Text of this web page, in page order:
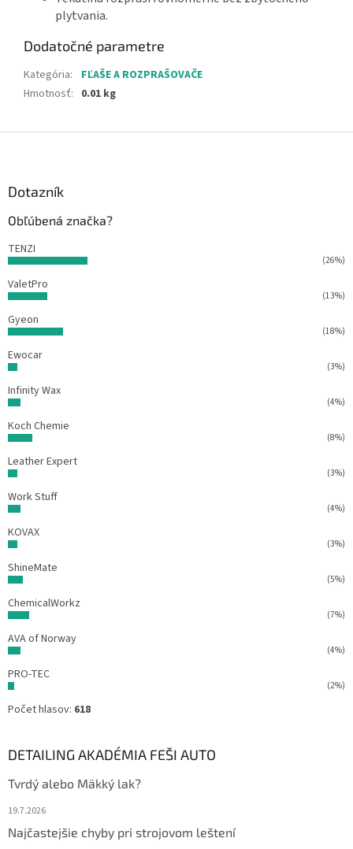
plytvania.
Dodatočné parametre
Kategória:
FĽAŠE A ROZPRAŠOVAČE
Hmotnosť: 0.01 kg
Dotazník
Obľúbená značka?
TENZI
(26%)
ValetPro
(13%)
Gyeon
(18%)
Ewocar
(3%)
Infinity Wax
(4%)
Koch Chemie
(8%)
Leather Expert
(3%)
Work Stuff
(4%)
KOVAX
(3%)
ShineMate
(5%)
ChemicalWorkz
(7%)
AVA of Norway
(4%)
PRO-TEC
(2%)
Počet hlasov: 618
DETAILING AKADÉMIA FEŠI AUTO
Tvrdý alebo Mäkký lak?
19.7.2026
Najčastejšie chyby pri strojovom leštení